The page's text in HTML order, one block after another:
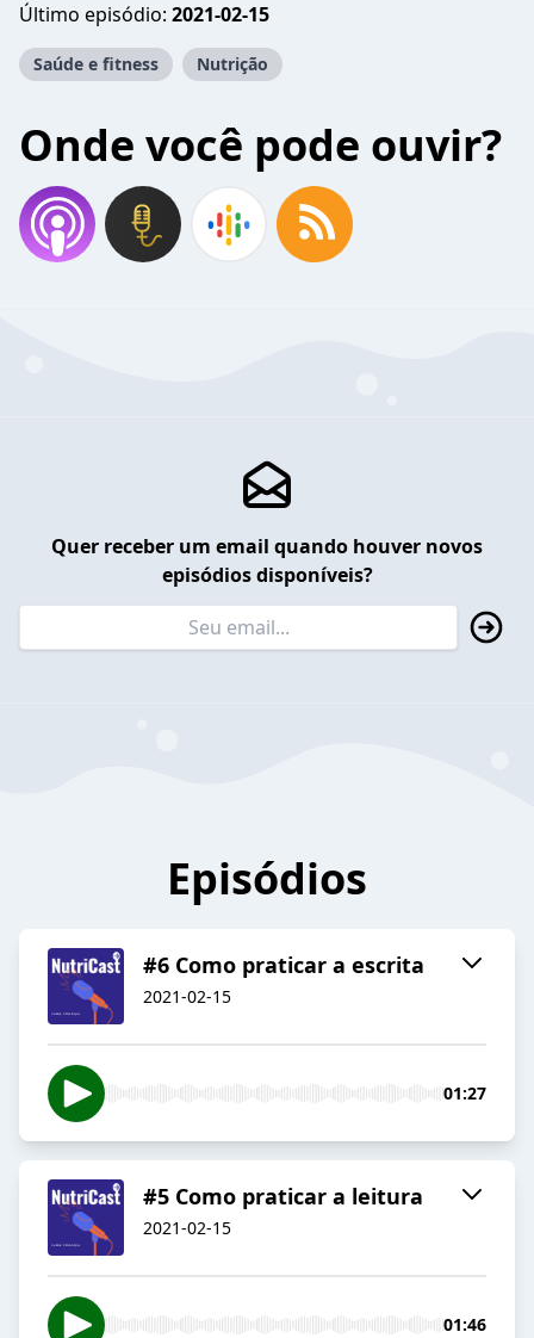
Último episódio: 2021-02-15
Saúde e fitness Nutrição
Onde você pode ouvir?
Quer receber um email quando houver novos
episódios disponíveis?
Episódios
#6 Como praticar a escrita
2021-02-15
01:27
#5 Como praticar a leitura
2021-02-15
01:46